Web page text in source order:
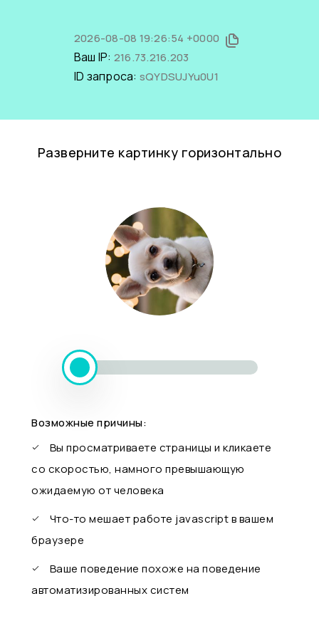
2026-08-08 19:26:54 +0000
Ваш IP: 216.73.216.203
ID запроса: sQYDSUJYu0U1
Разверните картинку горизонтально
Возможные причины:
Вы просматриваете страницы и кликаете
со скоростью, намного превышающую
ожидаемую от человека
Что-то мешает работе javascript в вашем
браузере
Ваше поведение похоже на поведение
автоматизированных систем